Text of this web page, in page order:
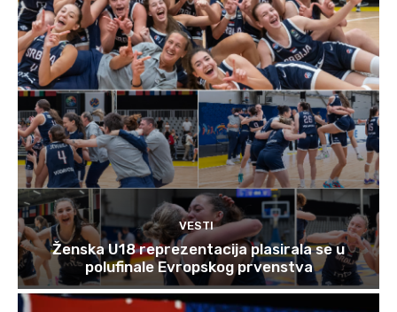
VESTI
Ženska U18 reprezentacija plasirala se u
polufinale Evropskog prvenstva